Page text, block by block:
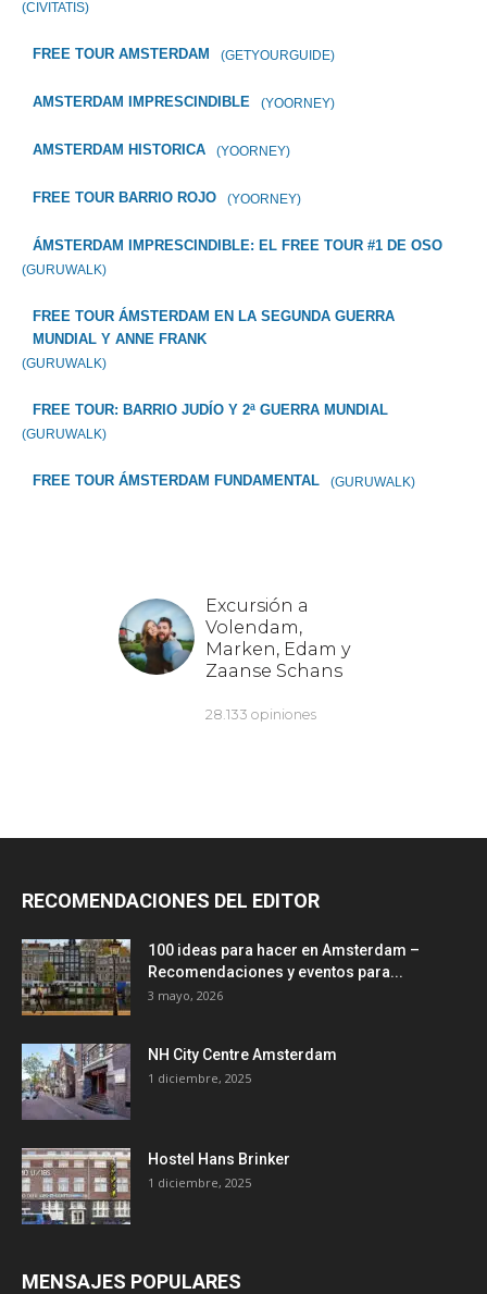
(CIVITATIS)
FREE TOUR AMSTERDAM (GETYOURGUIDE)
AMSTERDAM IMPRESCINDIBLE (YOORNEY)
AMSTERDAM HISTORICA (YOORNEY)
FREE TOUR BARRIO ROJO (YOORNEY)
ÁMSTERDAM IMPRESCINDIBLE: EL FREE TOUR #1 DE OSO
(GURUWALK)
FREE TOUR ÁMSTERDAM EN LA SEGUNDA GUERRA
MUNDIAL Y ANNE FRANK
(GURUWALK)
FREE TOUR: BARRIO JUDÍO Y 2ª GUERRA MUNDIAL
(GURUWALK)
FREE TOUR ÁMSTERDAM FUNDAMENTAL (GURUWALK)
RECOMENDACIONES DEL EDITOR
100 ideas para hacer en Amsterdam –
Recomendaciones y eventos para...
3 mayo, 2026
NH City Centre Amsterdam
1 diciembre, 2025
Hostel Hans Brinker
1 diciembre, 2025
MENSAJES POPULARES